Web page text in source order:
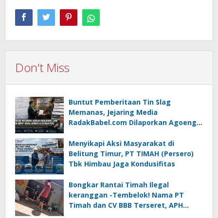
Don't Miss
Buntut Pemberitaan Tin Slag
Memanas, Jejaring Media
RadakBabel.com Dilaporkan Agoeng
Menyikapi Aksi Masyarakat di
Belitung Timur, PT TIMAH (Persero)
Tbk Himbau Jaga Kondusifitas
Bongkar Rantai Timah Ilegal
keranggan -Tembelok! Nama PT
Timah dan CV BBB Terseret, APH